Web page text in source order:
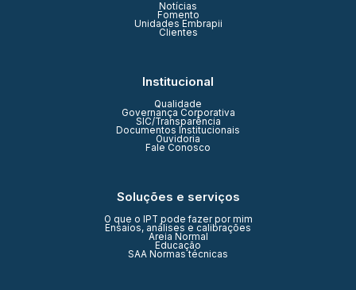
Notícias
Fomento
Unidades Embrapii
Clientes
Institucional
Qualidade
Governança Corporativa
SIC/Transparência
Documentos Institucionais
Ouvidoria
Fale Conosco
Soluções e serviços
O que o IPT pode fazer por mim
Ensaios, análises e calibrações
Areia Normal
Educação
SAA Normas técnicas